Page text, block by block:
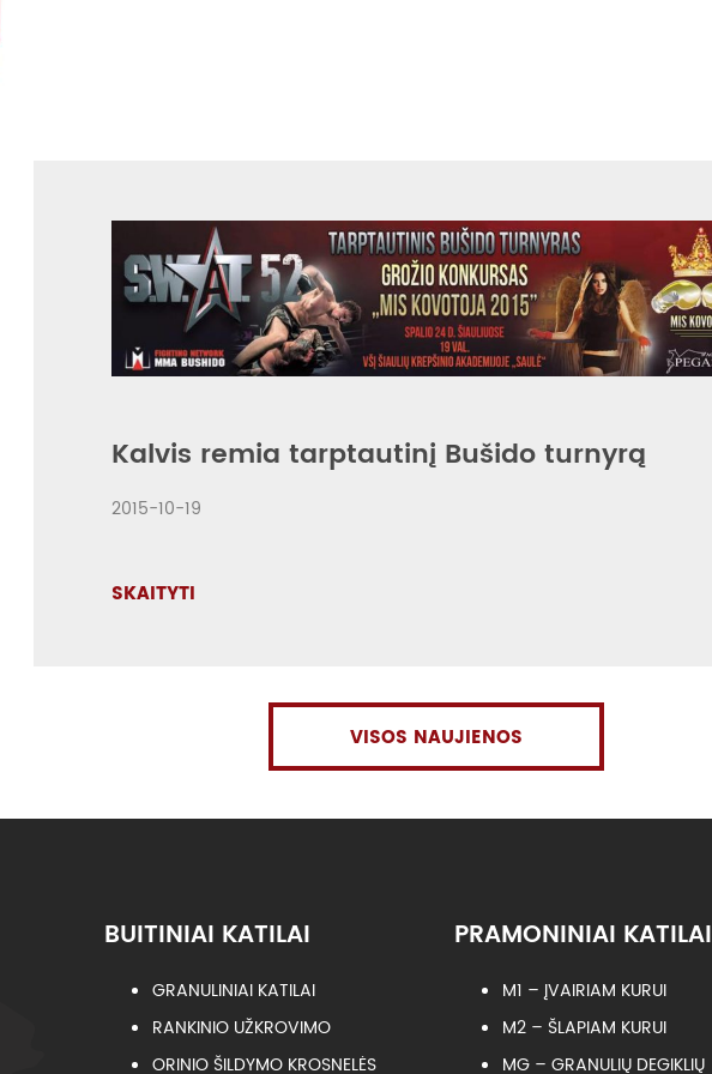
Kalvis remia tarptautinį Bušido turnyrą
2015-10-19
SKAITYTI
VISOS NAUJIENOS
BUITINIAI KATILAI
GRANULINIAI KATILAI
RANKINIO UŽKROVIMO
ORINIO ŠILDYMO KROSNELĖS
PRAMONINIAI KATILAI
M1 – ĮVAIRIAM KURUI
M2 – ŠLAPIAM KURUI
MG – GRANULIŲ DEGIKLIŲ